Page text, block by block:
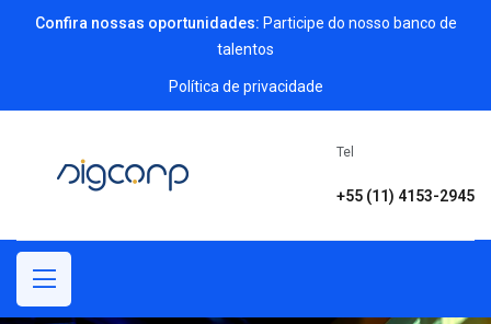
Confira nossas oportunidades: Participe do nosso banco de
talentos
Política de privacidade
Tel
+55 (11) 4153-2945